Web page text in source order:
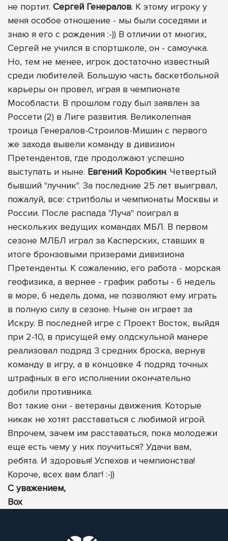
не портит. Сергей Генералов. К этому игроку у
меня особое отношение - мы были соседями и
знаю я его с рождения :-)) В отличии от многих,
Сергей не учился в спортшколе, он - самоучка.
Но, тем не менее, игрок достаточно известный
среди любителей. Большую часть баскетбольной
карьеры он провел, играя в чемпионате
Мособласти. В прошлом году был заявлен за
Россети (2) в Лиге развития. Великолепная
троица Генералов-Строилов-Мишин с первого
же захода вывели команду в дивизион
Претендентов, где продолжают успешно
выступать и ныне. Евгений Коробкин. Четвертый
бывший "лучник". За последние 25 лет выигрвал,
пожалуй, все: стритболы и чемпионаты Москвы и
России. После распада "Луча" поиграл в
нескольких ведущих командах МБЛ. В первом
сезоне МЛБЛ играл за Касперских, ставших в
итоге бронзовыми призерами дивизиона
Претенденты. К сожалению, его работа - морская
геофизика, а вернее - график работы - 6 недель
в море, 6 недель дома, не позволяют ему играть
в полную силу в сезоне. Ныне он играет за
Искру. В последней игре с Проект Восток, выйдя
при 2-10, в присущей ему олдскульной манере
реализовал подряд 3 средних броска, вернув
команду в игру, а в концовке 4 подряд точных
штрафных в его исполнении окончательно
добили противника.
Вот такие они - ветераны движения. Которые
никак не хотят расставаться с любимой игрой.
Впрочем, зачем им расставаться, пока молодежи
еще есть чему у них поучиться? Удачи вам,
ребята. И здоровья! Успехов и чемпионства!
Короче, всех вам благ! :-))
С уважением,
Вох